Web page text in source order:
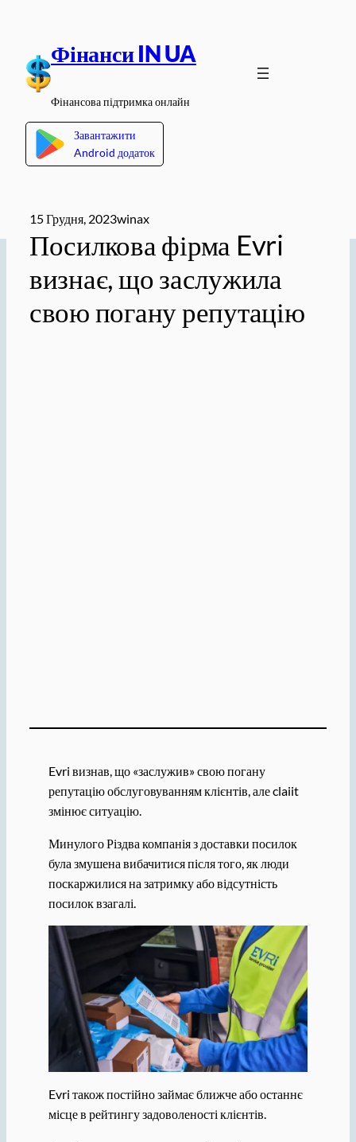
вмісту
Фінанси IN UA
Фінансова підтримка онлайн
Завантажити
Android додаток
15 Грудня, 2023winax
Посилкова фірма Evri
визнає, що заслужила
свою погану репутацію
Evri визнав, що «заслужив» свою погану
репутацію обслуговуванням клієнтів, але claiit
змінює ситуацію.
Минулого Різдва компанія з доставки посилок
була змушена вибачитися після того, як люди
поскаржилися на затримку або відсутність
посилок взагалі.
Evri також постійно займає ближче або останнє
місце в рейтингу задоволеності клієнтів.